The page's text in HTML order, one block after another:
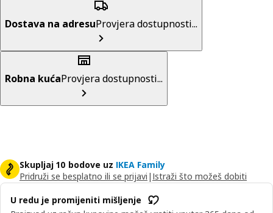
Dostava na adresuProvjera dostupnosti...
Robna kućaProvjera dostupnosti...
Skupljaj 10 bodove uz IKEA Family
Pridruži se besplatno ili se prijavi | Istraži što možeš dobiti
U redu je promijeniti mišljenje